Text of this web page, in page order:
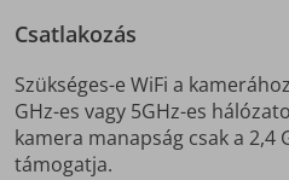
Csatlakozás
Szükséges-e WiFi a
GHz-es vagy 5GHz-es
kamera manapság csak a 2,4
támogatja.